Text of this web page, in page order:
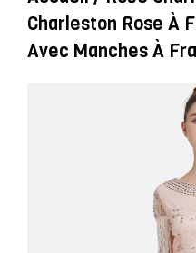
Charleston Rose À
Avec Manches À